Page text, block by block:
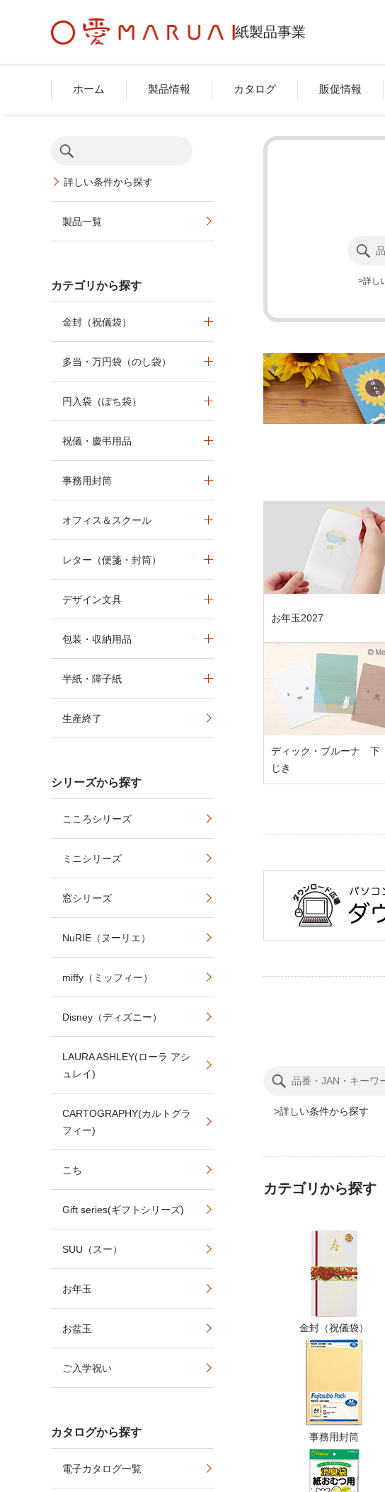
紙製品事業
ホーム 製品情報 カタログ 販促情報
詳し
お年玉2027
ディック・ブルーナ 下
じき
詳しい条件から探す
カテゴリから探す
金封（祝儀袋）
事務用封筒
詳しい条件から探す
製品一覧
カテゴリから探す
金封（祝儀袋）
多当・万円袋（のし袋）
円入袋（ぽち袋）
祝儀・慶弔用品
事務用封筒
オフィス＆スクール
レター（便箋・封筒）
デザイン文具
包装・収納用品
半紙・障子紙
生産終了
シリーズから探す
こころシリーズ
ミニシリーズ
窓シリーズ
NuRIE（ヌーリエ）
miffy（ミッフィー）
Disney（ディズニー）
LAURA ASHLEY(ローラ アシ
ュレイ)
CARTOGRAPHY(カルトグラ
フィー)
こち
Gift series(ギフトシリーズ)
SUU（スー）
お年玉
お盆玉
ご入学祝い
カタログから探す
電子カタログ一覧